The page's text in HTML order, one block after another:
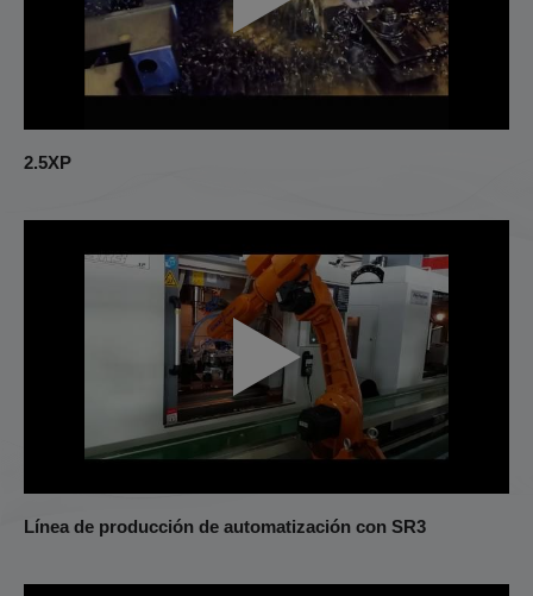
2.5XP
Línea de producción de automatización con SR3